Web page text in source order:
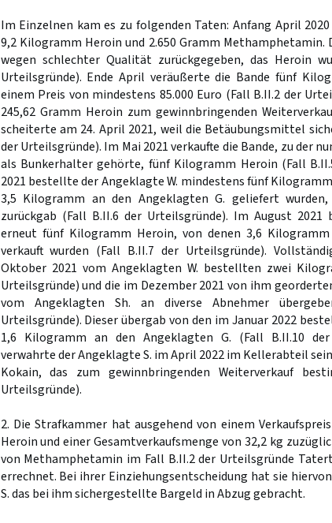
Im Einzelnen kam es zu folgenden Taten: Anfang April
9,2 Kilogramm Heroin und 2.650 Gramm Methamphetamin.
wegen schlechter Qualität zurückgegeben, das Heroin
Urteilsgründe). Ende April veräußerte die Bande fünf
einem Preis von mindestens 85.000 Euro (Fall B.II.2 der
245,62 Gramm Heroin zum gewinnbringenden
scheiterte am 24. April 2021, weil die Betäubungsmittel
der Urteilsgründe). Im Mai 2021 verkaufte die Bande, zu der
als Bunkerhalter gehörte, fünf Kilogramm Heroin (Fall
2021 bestellte der Angeklagte W. mindestens fünf
3,5 Kilogramm an den Angeklagten G. geliefert
zurückgab (Fall B.II.6 der Urteilsgründe). Im August 2021
erneut fünf Kilogramm Heroin, von denen 3,6 Kilogramm
verkauft wurden (Fall B.II.7 der Urteilsgründe).
Oktober 2021 vom Angeklagten W. bestellten zwei
Urteilsgründe) und die im Dezember 2021 von ihm
vom Angeklagten Sh. an diverse Abnehmer
Urteilsgründe). Dieser übergab von den im Januar 2022
1,6 Kilogramm an den Angeklagten G. (Fall B.II.10
verwahrte der Angeklagte S. im April 2022 im Kellerabteil
Kokain, das zum gewinnbringenden Weiterverkauf
Urteilsgründe).
2. Die Strafkammer hat ausgehend von einem
Heroin und einer Gesamtverkaufsmenge von 32,2 kg
von Methamphetamin im Fall B.II.2 der Urteilsgründe
errechnet. Bei ihrer Einziehungsentscheidung hat sie
S. das bei ihm sichergestellte Bargeld in Abzug gebracht.